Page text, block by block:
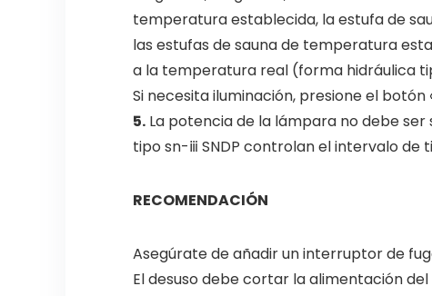
temperatura establecida, la estufa de
las estufas de sauna de temperatura
a la temperatura real (forma hidráulica
Si necesita iluminación, presione el
5.La potencia de la lámpara no debe ser
tipo sn-ⅲ SNDP controlan el intervalo de
RECOMENDACIÓN
Asegúrate de añadir un interruptor de
El desuso debe cortar la alimentación